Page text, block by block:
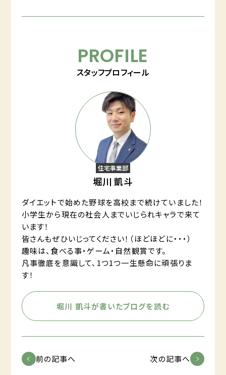
PROFILE
スタッフプロフィール
住宅事業部
堀川 凱斗
ダイエットで始めた野球を高校まで続けていました！
小学生から現在の社会人までいじられキャラで来て
います！
皆さんもぜひいじってください！（ほどほどに・・・）
趣味は、食べる事・ゲーム・自然観賞です。
凡事徹底を意識して、1つ1つ一生懸命に頑張りま
す！
堀川 凱斗が書いたブログを読む
前の記事へ 次の記事へ